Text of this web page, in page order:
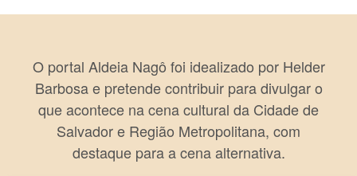
O portal Aldeia Nagô foi idealizado por Helder
Barbosa e pretende contribuir para divulgar o
que acontece na cena cultural da Cidade de
Salvador e Região Metropolitana, com
destaque para a cena alternativa.